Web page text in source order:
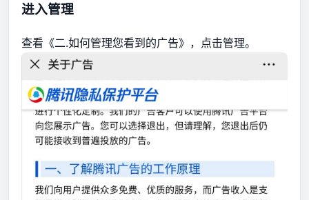
进入管理
查看《二.如何管理您看到的广告》，点击管理。